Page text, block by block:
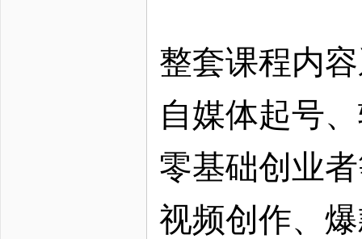
整套课程内
自媒体起号
零基础创业
视频创作、